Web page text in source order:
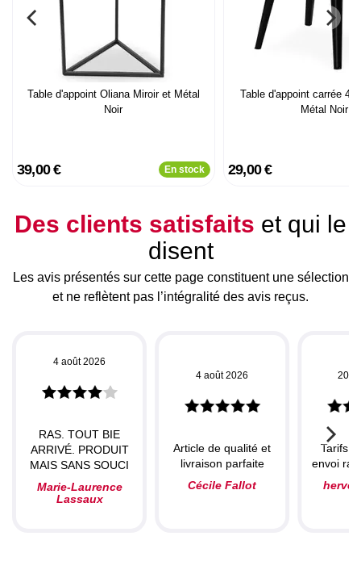
Table d'appoint Oliana Miroir et Métal
Noir
39,00 € En stock
Table d'appoint carrée
Métal Noir
29,00 €
Des clients satisfaits et qui le
disent
Les avis présentés sur cette page constituent une sélection
et ne reflètent pas l’intégralité des avis reçus.
4 août 2026
RAS. TOUT BIE
ARRIVÉ. PRODUIT
MAIS SANS SOUCI
Marie-Laurence
Lassaux
4 août 2026
Article de qualité et
livraison parfaite
Cécile Fallot
20
Tarifs
envoi
herve